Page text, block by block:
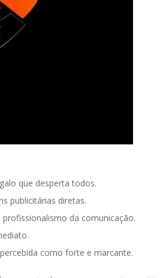
que desperta todos.
publicitárias diretas.
da comunicação.
como forte e marcante.